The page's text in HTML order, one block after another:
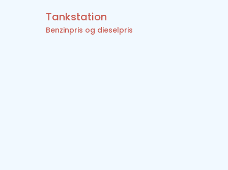
Tankstation
Benzinpris og dieselpris